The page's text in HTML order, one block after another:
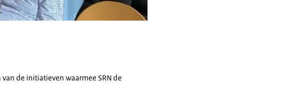
de initiatieven waarmee SRN de